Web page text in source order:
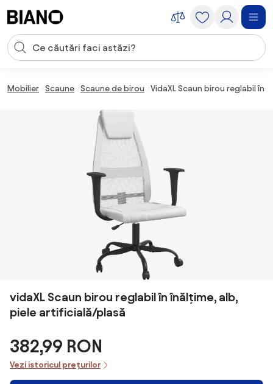
Introducerea căutării
Mobilier Scaune Scaune de birou VidaXL Scaun birou reglabil în
vidaXL Scaun birou reglabil în înălțime, alb,
piele artificială/plasă
382,99 RON
Vezi istoricul prețurilor